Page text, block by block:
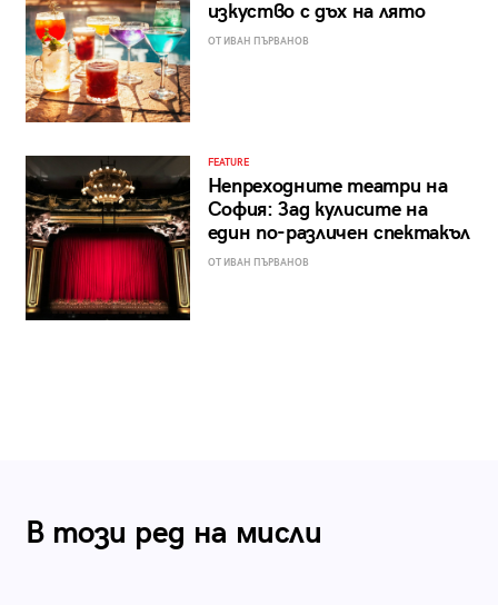
изкуство с дъх на лято
ОТ ИВАН ПЪРВАНОВ
FEATURE
Непреходните театри на
София: Зад кулисите на
един по-различен спектакъл
ОТ ИВАН ПЪРВАНОВ
В този ред на мисли